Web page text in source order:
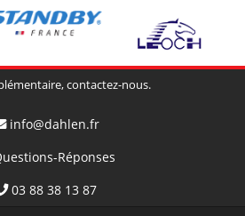
contactez-nous.
info@dahlen.fr
Réponses
03 88 38 13 87